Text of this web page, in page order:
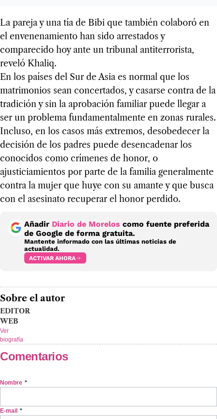
La pareja y una tía de Bibi que también colaboró en
el envenenamiento han sido arrestados y
comparecido hoy ante un tribunal antiterrorista,
reveló Khaliq.
En los países del Sur de Asia es normal que los
matrimonios sean concertados, y casarse contra de la
tradición y sin la aprobación familiar puede llegar a
ser un problema fundamentalmente en zonas rurales.
Incluso, en los casos más extremos, desobedecer la
decisión de los padres puede desencadenar los
conocidos como crímenes de honor, o
ajusticiamientos por parte de la familia generalmente
contra la mujer que huye con su amante y que busca
con el asesinato recuperar el honor perdido.
Añadir Diario de Morelos como fuente preferida
de Google de forma gratuita.
Mantente informado con las últimas noticias de
actualidad.
ACTIVAR AHORA
Sobre el autor
EDITOR
WEB
Ver
biografía
Comentarios
Nombre *
E-mail *